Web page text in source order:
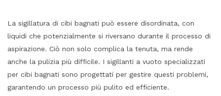
La sigillatura di cibi bagnati può essere disordinata, con
liquidi che potenzialmente si riversano durante il processo di
aspirazione. Ciò non solo complica la tenuta, ma rende
anche la pulizia più difficile. I sigillanti a vuoto specializzati
per cibi bagnati sono progettati per gestire questi problemi,
garantendo un processo più pulito ed efficiente.